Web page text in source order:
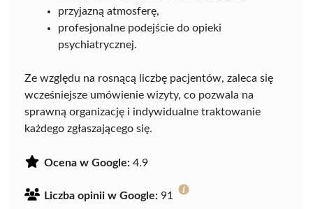
przyjazną atmosferę,
profesjonalne podejście do opieki
psychiatrycznej.
Ze względu na rosnącą liczbę pacjentów, zaleca się
wcześniejsze umówienie wizyty, co pozwala na
sprawną organizację i indywidualne traktowanie
każdego zgłaszającego się.
Ocena w Google: 4.9
Liczba opinii w Google: 91